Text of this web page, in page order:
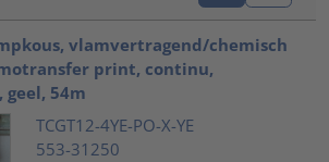
vlamvertragend/chemisch
print, continu,
geel, 54m
TCGT12-4YE-PO-X-YE
553-31250